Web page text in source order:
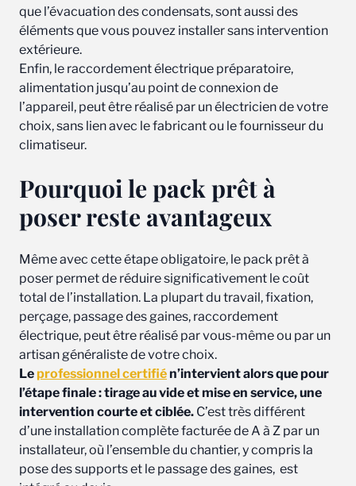
que l’évacuation des condensats, sont aussi des
éléments que vous pouvez installer sans intervention
extérieure.
Enfin, le raccordement électrique préparatoire,
alimentation jusqu’au point de connexion de
l’appareil, peut être réalisé par un électricien de votre
choix, sans lien avec le fabricant ou le fournisseur du
climatiseur.
Pourquoi le pack prêt à
poser reste avantageux
Même avec cette étape obligatoire, le pack prêt à
poser permet de réduire significativement le coût
total de l’installation. La plupart du travail, fixation,
perçage, passage des gaines, raccordement
électrique, peut être réalisé par vous-même ou par un
artisan généraliste de votre choix.
Leprofessionnel certifién’intervient alors que pour
l’étape finale : tirage au vide et mise en service, une
intervention courte et ciblée. C’est très différent
d’une installation complète facturée de A à Z par un
installateur, où l’ensemble du chantier, y compris la
pose des supports et le passage des gaines, est